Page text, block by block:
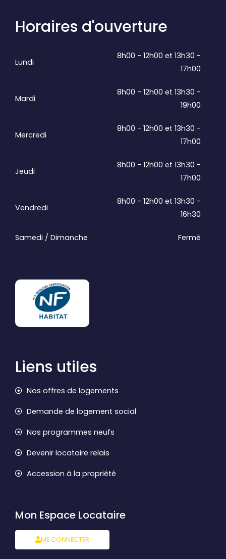
Horaires d'ouverture
Lundi
8h00 - 12h00 et 13h30 -
17h00
Mardi
8h00 - 12h00 et 13h30 -
19h00
Mercredi
8h00 - 12h00 et 13h30 -
17h00
Jeudi
8h00 - 12h00 et 13h30 -
17h00
Vendredi
8h00 - 12h00 et 13h30 -
16h30
Samedi / Dimanche Fermé
Liens utiles
Nos offres de logements
Demande de logement social
Nos programmes neufs
Devenir locataire relais
Accession à la propriété
Mon Espace Locataire
ME CONNECTER